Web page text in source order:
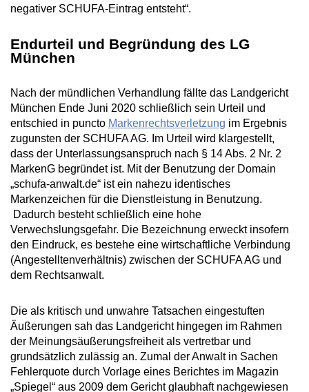
negativer SCHUFA-Eintrag entsteht“.
Endurteil und Begründung des LG
München
Nach der mündlichen Verhandlung fällte das Landgericht
München Ende Juni 2020 schließlich sein Urteil und
entschied in puncto Markenrechtsverletzung im Ergebnis
zugunsten der SCHUFA AG. Im Urteil wird klargestellt,
dass der Unterlassungsanspruch nach § 14 Abs. 2 Nr. 2
MarkenG begründet ist. Mit der Benutzung der Domain
„schufa-anwalt.de“ ist ein nahezu identisches
Markenzeichen für die Dienstleistung in Benutzung.
Dadurch besteht schließlich eine hohe
Verwechslungsgefahr. Die Bezeichnung erweckt insofern
den Eindruck, es bestehe eine wirtschaftliche Verbindung
(Angestelltenverhältnis) zwischen der SCHUFA AG und
dem Rechtsanwalt.
Die als kritisch und unwahre Tatsachen eingestuften
Äußerungen sah das Landgericht hingegen im Rahmen
der Meinungsäußerungsfreiheit als vertretbar und
grundsätzlich zulässig an. Zumal der Anwalt in Sachen
Fehlerquote durch Vorlage eines Berichtes im Magazin
„Spiegel“ aus 2009 dem Gericht glaubhaft nachgewiesen